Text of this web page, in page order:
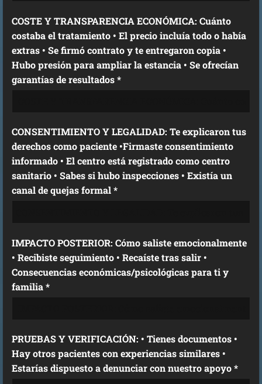
COSTE Y TRANSPARENCIA ECONÓMICA: Cuánto
costaba el tratamiento • El precio incluía todo o había
extras • Se firmó contrato y te entregaron copia •
Hubo presión para ampliar la estancia • Se ofrecían
garantías de resultados *
CONSENTIMIENTO Y LEGALIDAD: Te explicaron tus
derechos como paciente •Firmaste consentimiento
informado • El centro está registrado como centro
sanitario • Sabes si hubo inspecciones • Existía un
canal de quejas formal *
IMPACTO POSTERIOR: Cómo saliste emocionalmente
• Recibiste seguimiento • Recaíste tras salir •
Consecuencias económicas/psicológicas para ti y
familia *
PRUEBAS Y VERIFICACIÓN: • Tienes documentos •
Hay otros pacientes con experiencias similares •
Estarías dispuesto a denunciar con nuestro apoyo *